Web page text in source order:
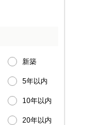
新築
5年以内
10年以内
20年以内